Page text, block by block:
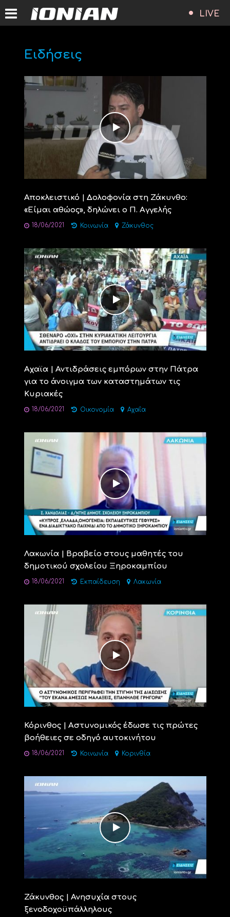
LIVE
Ειδήσεις
Αποκλειστικό | Δολοφονία στη Ζάκυνθο:
«Είμαι αθώος», δηλώνει ο Π. Αγγελής
18/06/2021 Κοινωνία Ζάκυνθος
Aχαϊα | Αντιδράσεις εμπόρων στην Πάτρα
για το άνοιγμα των καταστημάτων τις
Κυριακές
18/06/2021 Οικονομία Αχαΐα
Λακωνία | Βραβείο στους μαθητές του
δημοτικού σχολείου Ξηροκαμπίου
18/06/2021 Εκπαίδευση Λακωνία
Κόρινθος | Αστυνομικός έδωσε τις πρώτες
βοήθειες σε οδηγό αυτοκινήτου
18/06/2021 Κοινωνία Κορινθία
Ζάκυνθος | Ανησυχία στους
ξενοδοχοϋπάλληλους